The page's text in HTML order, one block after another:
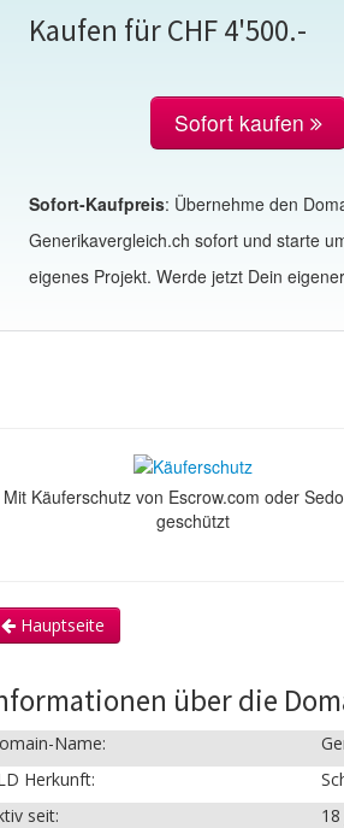
Kaufen für CHF 4'500.-
Sofort kaufen
Sofort-Kaufpreis: Übernehme den
Generikavergleich.ch sofort und starte
eigenes Projekt. Werde jetzt Dein
Mit Käuferschutz von Escrow.com oder
geschützt
Hauptseite
über die
Name:
Herkunft:
seit:
18